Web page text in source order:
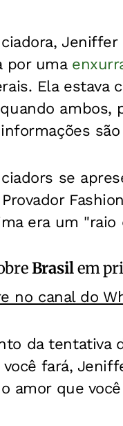
Jeniffer
por uma
Ela estava
quando
são
se
era um
Brasilem
no canal do
da tentativa
fará,
amor que